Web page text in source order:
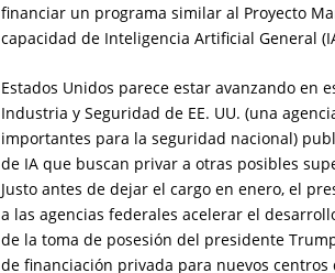
financiar un programa similar al Proyecto
capacidad de Inteligencia Artificial General
Estados Unidos parece estar avanzando en
Industria y Seguridad de EE. UU. (una
importantes para la seguridad nacional)
de IA que buscan privar a otras posibles
Justo antes de dejar el cargo en enero, el
a las agencias federales acelerar el
de la toma de posesión del presidente
de financiación privada para nuevos